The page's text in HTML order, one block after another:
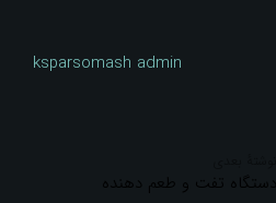
ksparsomash admin
دستگاه تفت و طعم دهنده